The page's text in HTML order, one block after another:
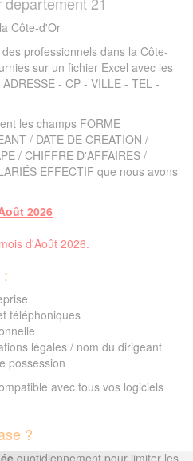
Côte-d'Or
des professionnels dans la Côte-
sur un fichier Excel avec les
- CP - VILLE - TEL -
les champs FORME
/ DATE DE CREATION /
/ CHIFFRE D'AFFAIRES /
EFFECTIF que nous avons
2026
d'Août 2026.
téléphoniques
légales / nom du dirigeant
possession
avec tous vos logiciels
?
quotidiennement pour limiter les